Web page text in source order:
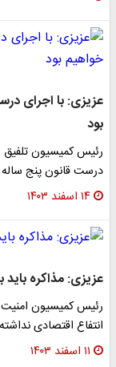
عزیزی: با اجرای
بود
رئیس کمیسیون
درست قانون پنج
۱۴ اسفند ۱۴۰۳
عزیزی: مذاکره باید
رئیس کمیسیون
انتفاع اقتصادی
۱۱ اسفند ۱۴۰۳